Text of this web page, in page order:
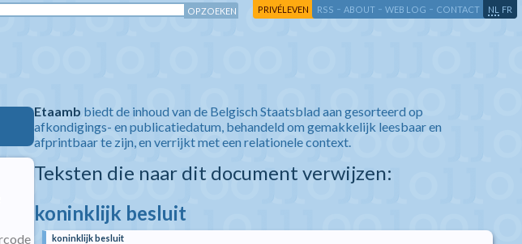
PRIVÉLEVEN RSS - ABOUT - WEB LOG - CONTACT NL FR
Etaamb biedt de inhoud van de Belgisch Staatsblad aan gesorteerd op
afkondigings- en publicatiedatum, behandeld om gemakkelijk leesbaar en
afprintbaar te zijn, en verrijkt met een relationele context.
Teksten die naar dit document verwijzen:
koninklijk besluit
koninklijk besluit